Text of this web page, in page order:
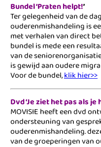
Bundel ‘Praten helpt!’
Ter gelegenheid van de
ouderenmishandeling is
met verhalen van direct
bundel is mede een
van de
is gewijd aan oudere
Voor de bundel,klik hier>>
Dvd ‘Je ziet het pas als je
MOVISIE heeft een dvd
ondersteuning van
ouderenmishandeling.
van de groeperingen van